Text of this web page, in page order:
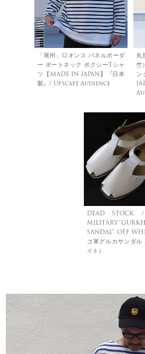
「尾州」12オンス パネルボーダ
ー ボートネック ボクシーTシャ
ツ【MADE IN JAPAN】『日本
製』/ Upscape Audience
丸
竺
ン
DEAD STOCK
SANDAL” OFF
コ軍グルカサンダ
イト）